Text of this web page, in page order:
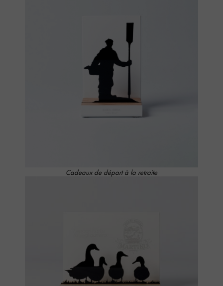
Cadeaux de départ à la retraite